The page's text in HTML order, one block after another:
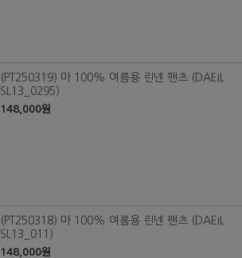
(PT250319) 마 100% 여름용 린넨 팬츠 (DAEIL
SL13_0295)
148,000원
(PT250318) 마 100% 여름용 린넨 팬츠 (DAEIL
SL13_011)
148,000원